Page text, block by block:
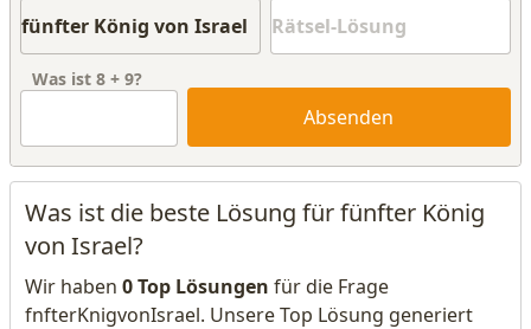
Was ist 8 + 9?
Absenden
Was ist die beste Lösung für fünfter König
von Israel?
Wir haben 0 Top Lösungen für die Frage
fnfterKnigvonIsrael. Unsere Top Lösung generiert